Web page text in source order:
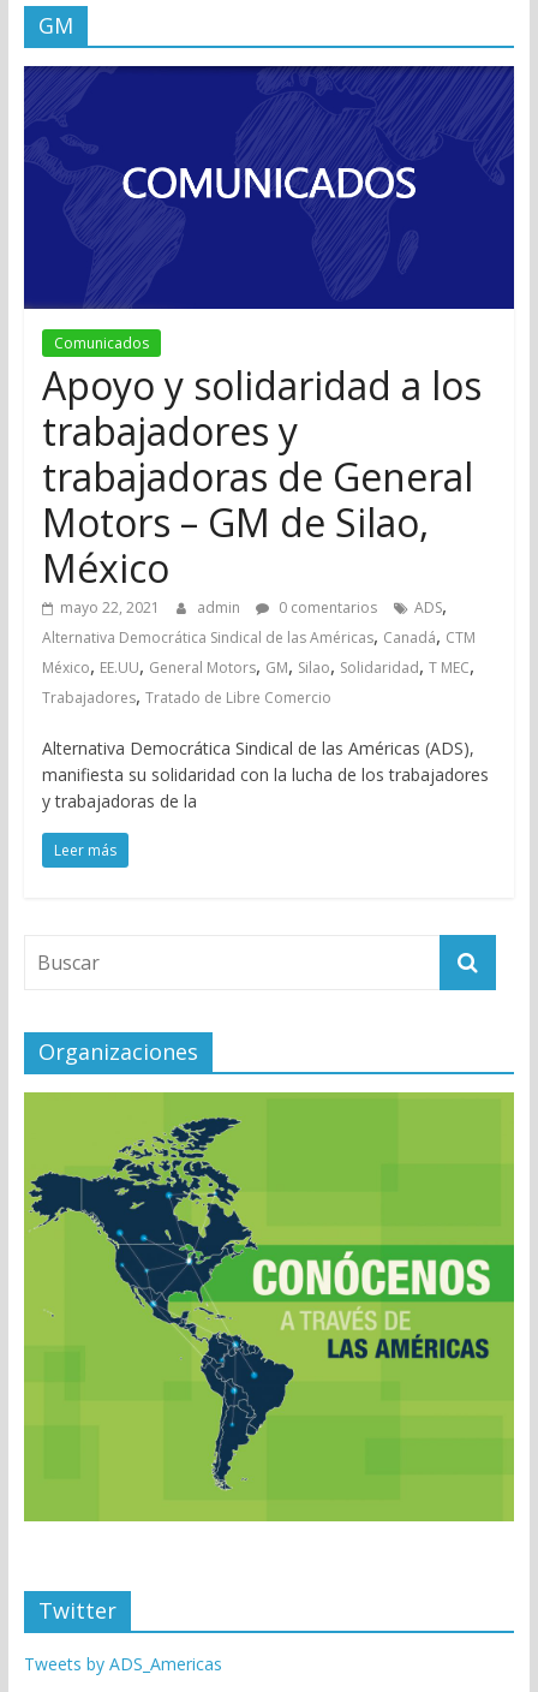
GM
Comunicados
Apoyo y solidaridad a los
trabajadores y
trabajadoras de General
Motors – GM de Silao,
México
mayo 22, 2021 admin 0 comentarios ADS,
Alternativa Democrática Sindical de las Américas, Canadá, CTM
México, EE.UU, General Motors, GM, Silao, Solidaridad, T MEC,
Trabajadores, Tratado de Libre Comercio
Alternativa Democrática Sindical de las Américas (ADS),
manifiesta su solidaridad con la lucha de los trabajadores
y trabajadoras de la
Leer más
Organizaciones
Twitter
Tweets by ADS_Americas